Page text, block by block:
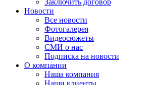
Заключить договор
Новости
Все новости
Фотогалерея
Видеосюжеты
СМИ о нас
Подписка на новости
О компании
Наша компания